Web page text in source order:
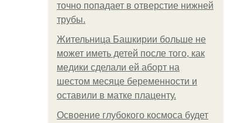
точно попадает в отверстие нижней
трубы.
Жительница Башкирии больше не
может иметь детей после того, как
медики сделали ей аборт на
шестом месяце беременности и
оставили в матке плаценту.
Освоение глубокого космоса будет